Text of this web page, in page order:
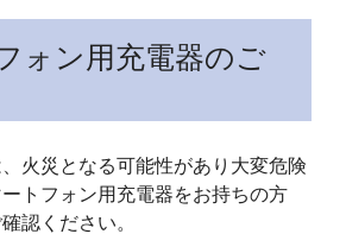
ォン用充電器のご
火災となる可能性があり大変危険
トフォン用充電器をお持ちの方
認ください。